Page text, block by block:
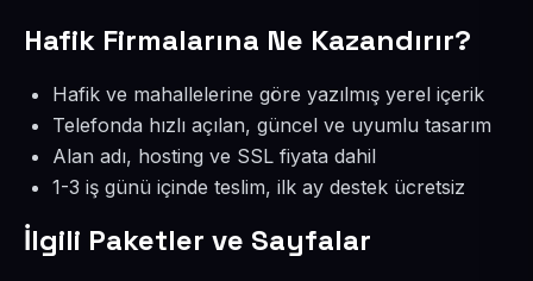
Hafik Firmalarına Ne Kazandırır?
Hafik ve mahallelerine göre yazılmış yerel içerik
Telefonda hızlı açılan, güncel ve uyumlu tasarım
Alan adı, hosting ve SSL fiyata dahil
1-3 iş günü içinde teslim, ilk ay destek ücretsiz
İlgili Paketler ve Sayfalar